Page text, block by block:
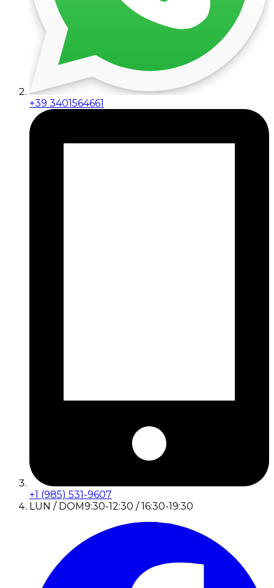
+39 3401564661
+1 (985) 531-9607
LUN / DOM9:30-12:30 / 16:30-19:30